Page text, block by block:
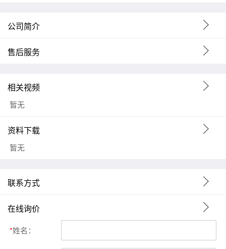
公司简介
售后服务
相关视频
暂无
资料下载
暂无
联系方式
在线询价
*姓名：